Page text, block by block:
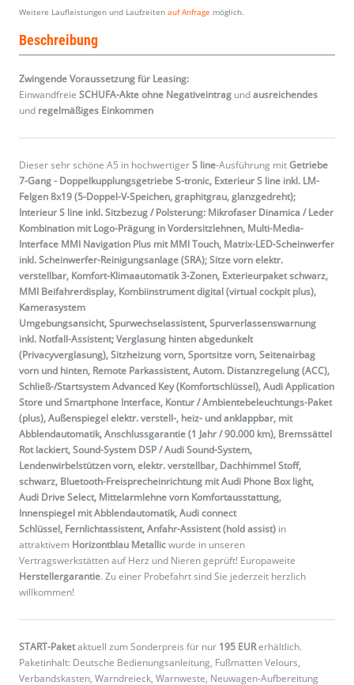
Weitere Laufleistungen und Laufzeiten auf Anfrage möglich.
Beschreibung
Zwingende Voraussetzung für Leasing:
Einwandfreie SCHUFA-Akte ohne Negativeintrag undausreichendes
und regelmäßiges Einkommen
Dieser sehr schöne A5 in hochwertigerS line-Ausführung mitGetriebe
7-Gang - Doppelkupplungsgetriebe S-tronic, Exterieur S line inkl. LM-
Felgen 8x19 (5-Doppel-V-Speichen, graphitgrau, glanzgedreht);
Interieur S line inkl. Sitzbezug / Polsterung: Mikrofaser Dinamica / Leder
Kombination mit Logo-Prägung in Vordersitzlehnen, Multi-Media-
Interface MMI Navigation Plus mit MMI Touch, Matrix-LED-Scheinwerfer
inkl. Scheinwerfer-Reinigungsanlage (SRA); Sitze vorn elektr.
verstellbar, Komfort-Klimaautomatik 3-Zonen, Exterieurpaket schwarz,
MMI Beifahrerdisplay, Kombiinstrument digital (virtual cockpit plus),
Kamerasystem
Umgebungsansicht, Spurwechselassistent, Spurverlassenswarnung
inkl. Notfall-Assistent; Verglasung hinten abgedunkelt
(Privacyverglasung), Sitzheizung vorn, Sportsitze vorn, Seitenairbag
vorn und hinten, Remote Parkassistent, Autom. Distanzregelung (ACC),
Schließ-/Startsystem Advanced Key (Komfortschlüssel), Audi Application
Store und Smartphone Interface, Kontur / Ambientebeleuchtungs-Paket
(plus), Außenspiegel elektr. verstell-, heiz- und anklappbar, mit
Abblendautomatik, Anschlussgarantie (1 Jahr / 90.000 km), Bremssättel
Rot lackiert, Sound-System DSP / Audi Sound-System,
Lendenwirbelstützen vorn, elektr. verstellbar, Dachhimmel Stoff,
schwarz, Bluetooth-Freisprecheinrichtung mit Audi Phone Box light,
Audi Drive Select, Mittelarmlehne vorn Komfortausstattung,
Innenspiegel mit Abblendautomatik, Audi connect
Schlüssel, Fernlichtassistent, Anfahr-Assistent (hold assist) in
attraktivem Horizontblau Metallicwurde in unseren
Vertragswerkstätten auf Herz und Nieren geprüft! Europaweite
Herstellergarantie. Zu einer Probefahrt sind Sie jederzeit herzlich
willkommen!
START-Paketaktuell zum Sonderpreis für nur 195 EURerhältlich.
Paketinhalt: Deutsche Bedienungsanleitung, Fußmatten Velours,
Verbandskasten, Warndreieck, Warnweste, Neuwagen-Aufbereitung